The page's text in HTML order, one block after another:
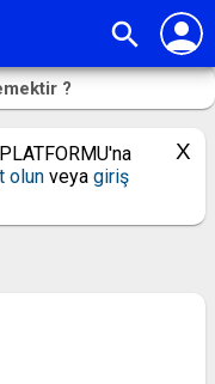
search person
?
olun veya giriş